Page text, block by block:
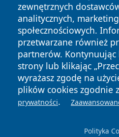
zewnętrznych
analitycznych,
społecznościowych.
przetwarzane również
partnerów. Kontynuując
strony lub klikając
wyrażasz zgodę na
plików cookies zgodnie
prywatności.
Polityka
Copyright © 2026 wrotazabrza.pl
zastrzeżone.
News Autorzy
Polityka